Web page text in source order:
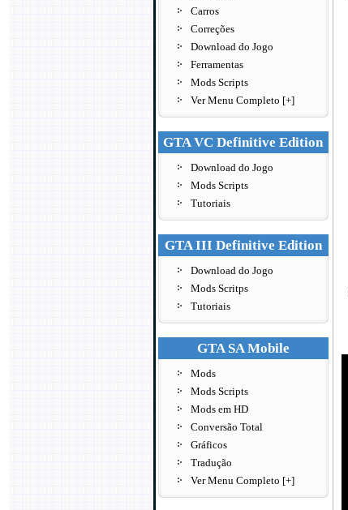
Carros
Correções
Download do Jogo
Ferramentas
Mods Scripts
Ver Menu Completo [+]
GTA VC Definitive Edition
Download do Jogo
Mods Scripts
Tutoriais
GTA III Definitive Edition
Download do Jogo
Mods Scritps
Tutoriais
GTA SA Mobile
Mods
Mods Scripts
Mods em HD
Conversão Total
Gráficos
Tradução
Ver Menu Completo [+]